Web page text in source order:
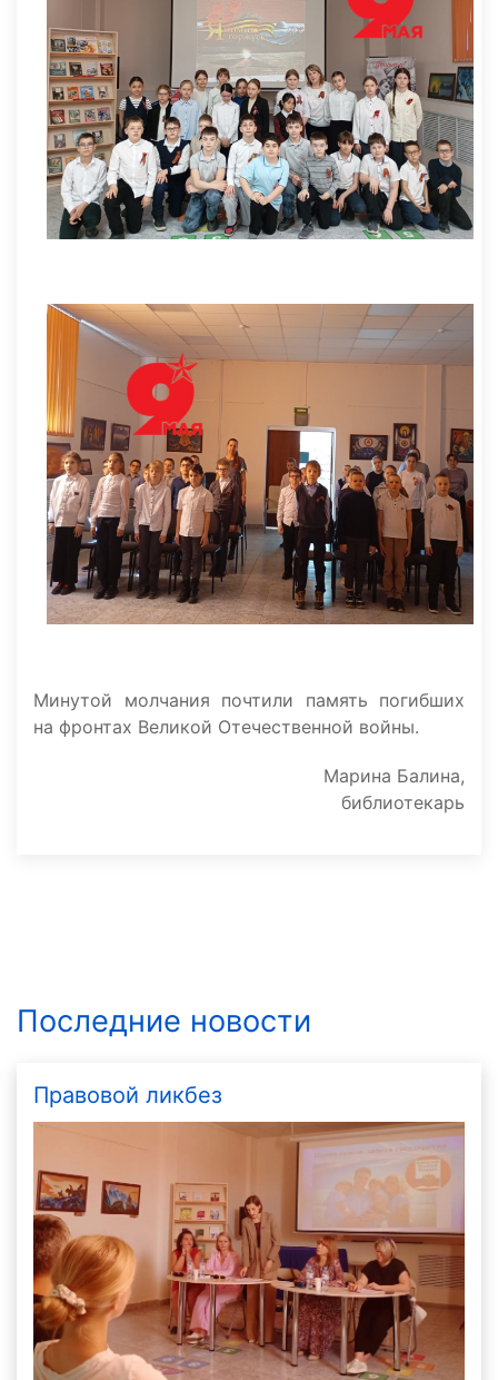
Минутой молчания почтили память погибших
на фронтах Великой Отечественной войны.
Марина Балина,
библиотекарь
Последние новости
Правовой ликбез